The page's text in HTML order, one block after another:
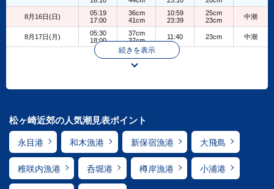
8月16日(日)
05:19
17:00
36cm
41cm
10:59
23:39
25cm
23cm
中潮
8月17日(月)
05:30
18:00
37cm
37cm
11:40 23cm 中潮
続きを表示
松ヶ崎近郊の人気潮見表ポイント
永目港 和木漁港 新保宿漁港 大飛島
稚咲内漁港 呑堀港 樽岸漁港 小浦港